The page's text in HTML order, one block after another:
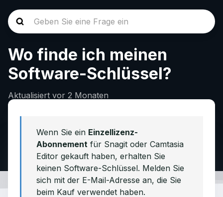
Wo finde ich meinen
Software-Schlüssel?
Aktualisiert vor 2 Monaten
Wenn Sie ein Einzellizenz-
Abonnement für Snagit oder Camtasia
Editor gekauft haben, erhalten Sie
keinen Software-Schlüssel. Melden Sie
sich mit der E-Mail-Adresse an, die Sie
beim Kauf verwendet haben.